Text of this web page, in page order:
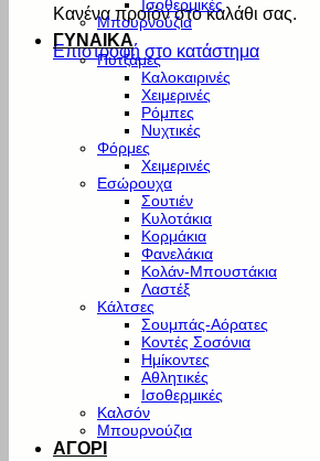
Κανένα προϊόν στο καλάθι σας.
Επιστροφή στο κατάστημα
Ισοθερμικές
Μπουρνούζια
ΓΥΝΑΙΚΑ
Πυτζάμες
Καλοκαιρινές
Χειμερινές
Ρόμπες
Νυχτικές
Φόρμες
Χειμερινές
Εσώρουχα
Σουτιέν
Κυλοτάκια
Κορμάκια
Φανελάκια
Κολάν-Μπουστάκια
Λαστέξ
Κάλτσες
Σουμπάς-Αόρατες
Κοντές Σοσόνια
Ημίκοντες
Αθλητικές
Ισοθερμικές
Καλσόν
Μπουρνούζια
ΑΓΟΡΙ